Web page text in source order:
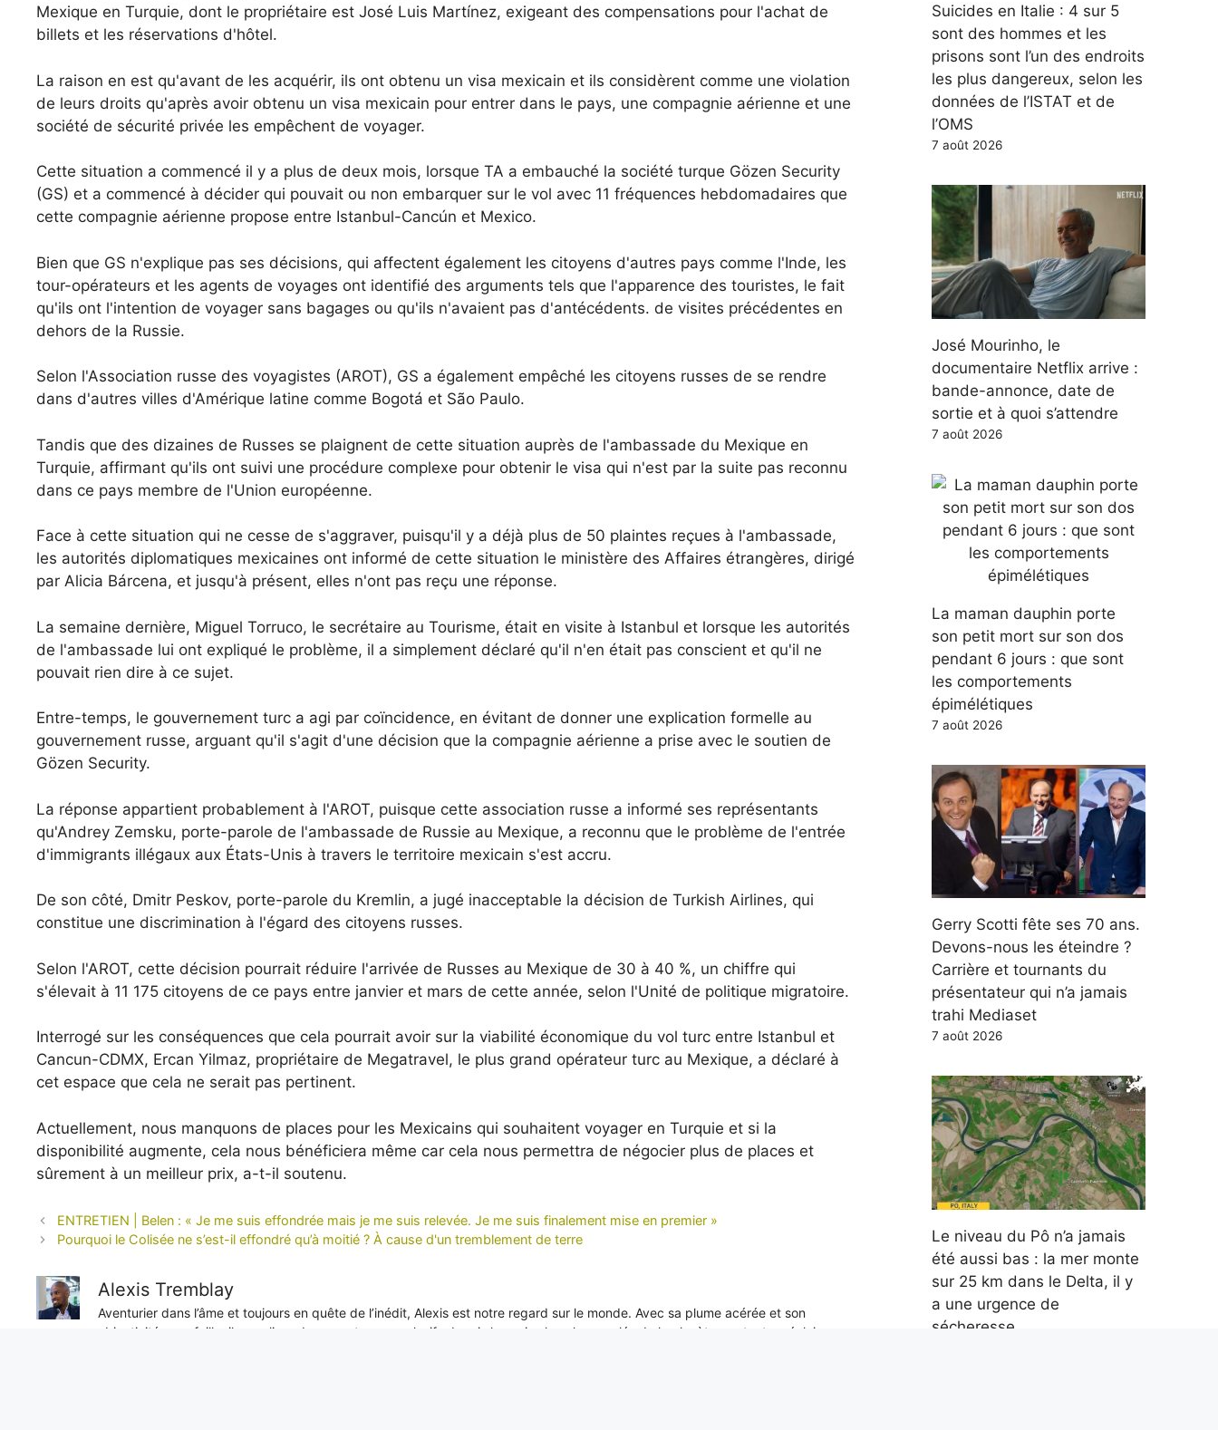
Mexique en Turquie, dont le propriétaire est José Luis Martínez, exigeant des compensations pour l'achat de
billets et les réservations d'hôtel.
La raison en est qu'avant de les acquérir, ils ont obtenu un visa mexicain et ils considèrent comme une violation
de leurs droits qu'après avoir obtenu un visa mexicain pour entrer dans le pays, une compagnie aérienne et une
société de sécurité privée les empêchent de voyager.
Cette situation a commencé il y a plus de deux mois, lorsque TA a embauché la société turque Gözen Security
(GS) et a commencé à décider qui pouvait ou non embarquer sur le vol avec 11 fréquences hebdomadaires que
cette compagnie aérienne propose entre Istanbul-Cancún et Mexico.
Bien que GS n'explique pas ses décisions, qui affectent également les citoyens d'autres pays comme l'Inde, les
tour-opérateurs et les agents de voyages ont identifié des arguments tels que l'apparence des touristes, le fait
qu'ils ont l'intention de voyager sans bagages ou qu'ils n'avaient pas d'antécédents. de visites précédentes en
dehors de la Russie.
Selon l'Association russe des voyagistes (AROT), GS a également empêché les citoyens russes de se rendre
dans d'autres villes d'Amérique latine comme Bogotá et São Paulo.
Tandis que des dizaines de Russes se plaignent de cette situation auprès de l'ambassade du Mexique en
Turquie, affirmant qu'ils ont suivi une procédure complexe pour obtenir le visa qui n'est par la suite pas reconnu
dans ce pays membre de l'Union européenne.
Face à cette situation qui ne cesse de s'aggraver, puisqu'il y a déjà plus de 50 plaintes reçues à l'ambassade,
les autorités diplomatiques mexicaines ont informé de cette situation le ministère des Affaires étrangères, dirigé
par Alicia Bárcena, et jusqu'à présent, elles n'ont pas reçu une réponse.
La semaine dernière, Miguel Torruco, le secrétaire au Tourisme, était en visite à Istanbul et lorsque les autorités
de l'ambassade lui ont expliqué le problème, il a simplement déclaré qu'il n'en était pas conscient et qu'il ne
pouvait rien dire à ce sujet.
Entre-temps, le gouvernement turc a agi par coïncidence, en évitant de donner une explication formelle au
gouvernement russe, arguant qu'il s'agit d'une décision que la compagnie aérienne a prise avec le soutien de
Gözen Security.
La réponse appartient probablement à l'AROT, puisque cette association russe a informé ses représentants
qu'Andrey Zemsku, porte-parole de l'ambassade de Russie au Mexique, a reconnu que le problème de l'entrée
d'immigrants illégaux aux États-Unis à travers le territoire mexicain s'est accru.
De son côté, Dmitr Peskov, porte-parole du Kremlin, a jugé inacceptable la décision de Turkish Airlines, qui
constitue une discrimination à l'égard des citoyens russes.
Selon l'AROT, cette décision pourrait réduire l'arrivée de Russes au Mexique de 30 à 40 %, un chiffre qui
s'élevait à 11 175 citoyens de ce pays entre janvier et mars de cette année, selon l'Unité de politique migratoire.
Interrogé sur les conséquences que cela pourrait avoir sur la viabilité économique du vol turc entre Istanbul et
Cancun-CDMX, Ercan Yilmaz, propriétaire de Megatravel, le plus grand opérateur turc au Mexique, a déclaré à
cet espace que cela ne serait pas pertinent.
Actuellement, nous manquons de places pour les Mexicains qui souhaitent voyager en Turquie et si la
disponibilité augmente, cela nous bénéficiera même car cela nous permettra de négocier plus de places et
sûrement à un meilleur prix, a-t-il soutenu.
ENTRETIEN | Belen : « Je me suis effondrée mais je me suis relevée. Je me suis finalement mise en premier »
Pourquoi le Colisée ne s’est-il effondré qu’à moitié ? À cause d'un tremblement de terre
Alexis Tremblay
Aventurier dans l’âme et toujours en quête de l’inédit, Alexis est notre regard sur le monde. Avec sa plume acérée et son
objectivité sans faille, il nous livre des reportages exclusifs depuis les coins les plus reculés de la planète, portant un éclairage
Suicides en Italie : 4 sur 5
sont des hommes et les
prisons sont l’un des endroits
les plus dangereux, selon les
données de l’ISTAT et de
l’OMS
7 août 2026
José Mourinho, le
documentaire Netflix arrive :
bande-annonce, date de
sortie et à quoi s’attendre
7 août 2026
La maman dauphin porte
son petit mort sur son dos
pendant 6 jours : que sont
les comportements
épimélétiques
7 août 2026
Gerry Scotti fête ses 70 ans.
Devons-nous les éteindre ?
Carrière et tournants du
présentateur qui n’a jamais
trahi Mediaset
7 août 2026
Le niveau du Pô n’a jamais
été aussi bas : la mer monte
sur 25 km dans le Delta, il y
a une urgence de
sécheresse